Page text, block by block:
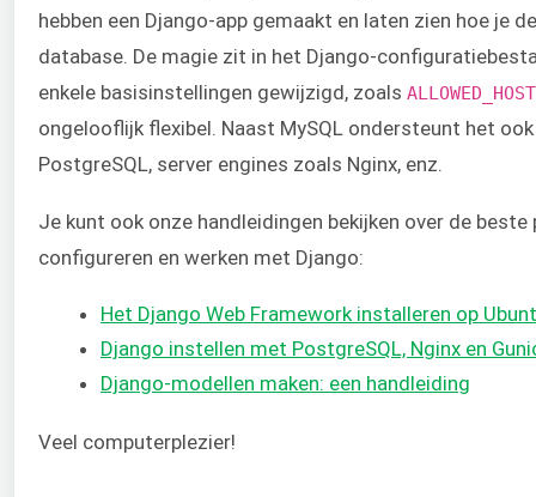
hebben een Django-app gemaakt en laten zien hoe je
database. De magie zit in het Django-
enkele basisinstellingen gewijzigd, zoals
ongelooflijk flexibel. Naast MySQL ondersteunt het
PostgreSQL, server engines zoals Nginx, enz.
Je kunt ook onze handleidingen bekijken over de
configureren en werken met Django:
Het Django Web Framework installeren op
Django instellen met PostgreSQL, Nginx en
Django-modellen maken: een handleiding
Veel computerplezier!